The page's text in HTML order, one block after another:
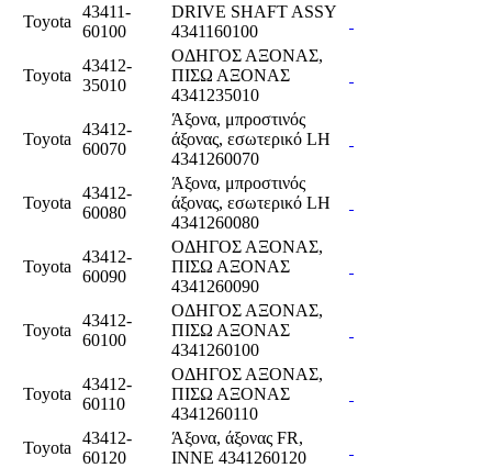
Toyota
43411-
60100
DRIVE SHAFT ASSY
4341160100
Toyota
43412-
35010
ΟΔΗΓΟΣ ΑΞΟΝΑΣ,
ΠΙΣΩ ΑΞΟΝΑΣ
4341235010
Toyota
43412-
60070
Άξονα, μπροστινός
άξονας, εσωτερικό LH
4341260070
Toyota
43412-
60080
Άξονα, μπροστινός
άξονας, εσωτερικό LH
4341260080
Toyota
43412-
60090
ΟΔΗΓΟΣ ΑΞΟΝΑΣ,
ΠΙΣΩ ΑΞΟΝΑΣ
4341260090
Toyota
43412-
60100
ΟΔΗΓΟΣ ΑΞΟΝΑΣ,
ΠΙΣΩ ΑΞΟΝΑΣ
4341260100
Toyota
43412-
60110
ΟΔΗΓΟΣ ΑΞΟΝΑΣ,
ΠΙΣΩ ΑΞΟΝΑΣ
4341260110
Toyota
43412-
60120
Άξονα, άξονας FR,
INNE 4341260120